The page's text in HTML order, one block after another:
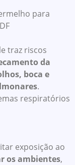
traz riscos
da
boca e
.
respiratórios
exposição ao
os ambientes,